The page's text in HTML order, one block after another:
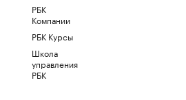
РБК
Компании
РБК Курсы
Школа
управления
РБК